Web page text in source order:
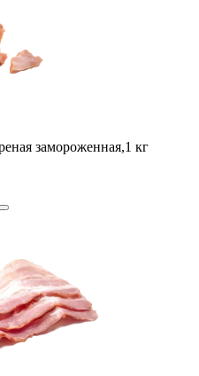
замороженная,1 кг